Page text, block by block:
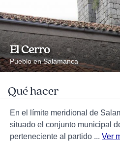
El Cerro
Pueblo en Salamanca
Qué hacer
En el límite meridional de
situado el conjunto municipal
perteneciente al partido ... Ver